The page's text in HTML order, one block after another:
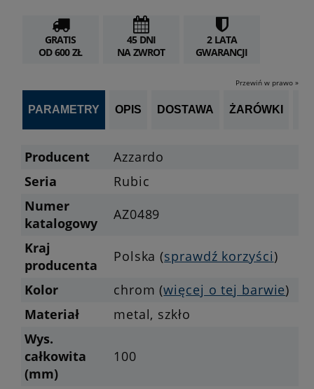
GRATIS
OD 600 ZŁ
45 DNI
NA ZWROT
2 LATA
GWARANCJI
Przewiń w prawo »
PARAMETRY OPIS DOSTAWA ŻARÓWKI
Producent
Azzardo
Seria
Rubic
Numer
katalogowy
AZ0489
Kraj
producenta
Polska (sprawdź korzyści)
Kolor
chrom (więcej o tej barwie)
Materiał
metal, szkło
Wys.
całkowita
(mm)
100